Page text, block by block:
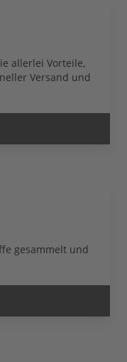
allerlei Vorteile,
Versand und
gesammelt und